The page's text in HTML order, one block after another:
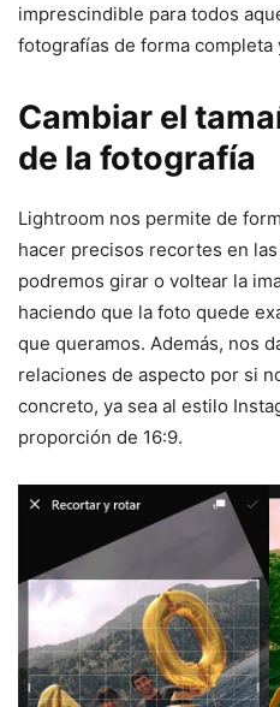
imprescindible para todos
fotografías de forma completa
Cambiar el
de la fotografía
Lightroom nos permite de
hacer precisos recortes en
podremos girar o voltear la
haciendo que la foto quede
que queramos. Además, nos
relaciones de aspecto por si
concreto, ya sea al estilo
proporción de 16:9.